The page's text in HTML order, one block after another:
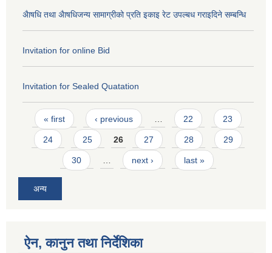
अैाषधि तथा अैाषधिजन्य सामाग्रीको प्रति इकाइ रेट उपल्बध गराइदिने सम्बन्धि
Invitation for online Bid
Invitation for Sealed Quatation
Pages
« first ‹ previous … 22 23
24 25 26 27 28 29
30 … next › last »
अन्य
ऐन, कानुन तथा निर्देशिका